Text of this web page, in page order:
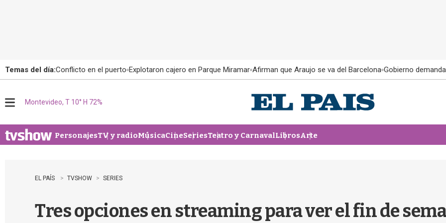
Temas del día:Conflicto en el puerto Explotaron cajero en Parque Miramar Afirman que Araujo se va del Barcelona Gobierno
u
Montevideo, T 10° H 72%
PersonajesTV y radioMúsicaCineSeriesTeatro y CarnavalLibrosArte
EL PAÍS TVSHOW SERIES
Tres opciones en streaming para ver el fin de